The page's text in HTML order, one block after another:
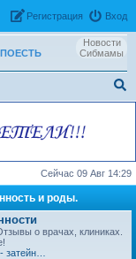
Вход
Рeгиcтpaция
Новости
Сибмамы
Сейчас 09 Авг 14:29
и роды.
о врачах, клиниках.